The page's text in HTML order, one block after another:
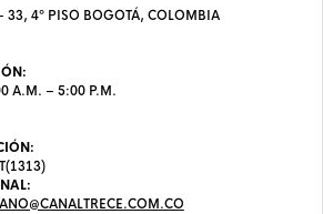
33, 4º PISO BOGOTÁ, COLOMBIA
A.M. – 5:00 P.M.